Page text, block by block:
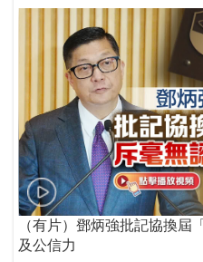
（有片）鄧炳強批記協換
及公信力